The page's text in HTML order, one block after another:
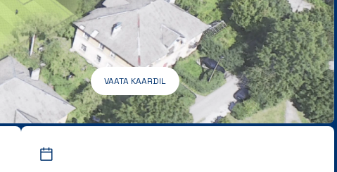
VAATA KAARDIL